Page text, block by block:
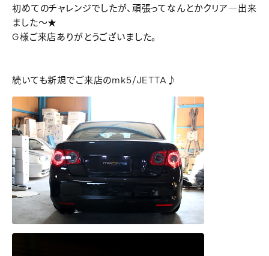
初めてのチャレンジでしたが、頑張ってなんとかクリア―出来
ました～★
G様ご来店ありがとうございました。
続いても新規でご来店のmk5/JETTA♪